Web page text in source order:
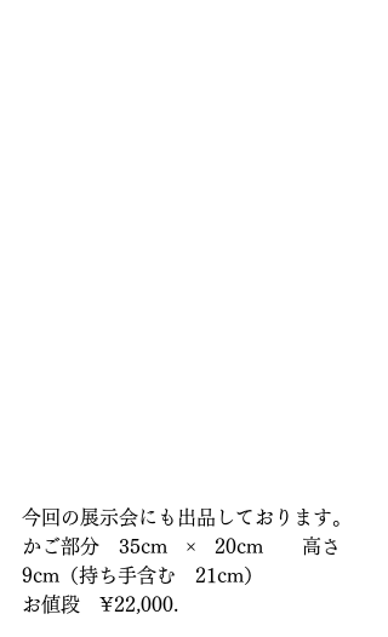
今回の展示会にも出品しております。
かご部分　35cm   ×   20cm　　高さ
9cm（持ち手含む　21cm）
お値段　¥22,000.